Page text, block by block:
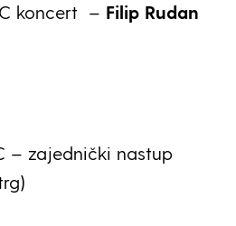
koncert – Filip Rudan
– zajednički nastup